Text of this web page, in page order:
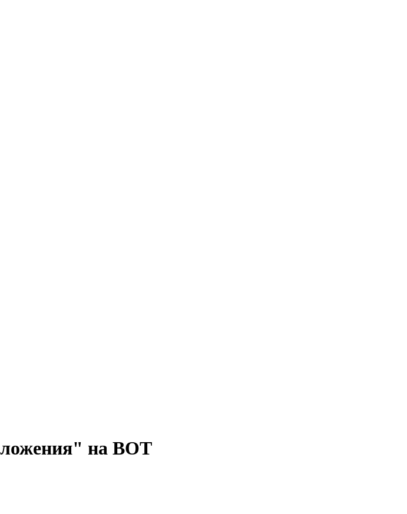
на ВОТ